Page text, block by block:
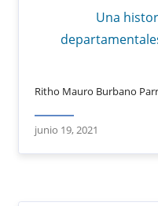
Una
Ritho Mauro Burbano
junio 19, 2021